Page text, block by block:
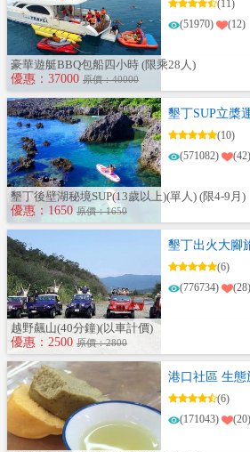
(11)
(51970)
(12)
豪華遊艇BBQ包船四小時 (限乘28人)
優惠：37000 原價：40000
墾丁SUP立槳
(10)
(571082)
(42)
墾丁後壁湖秘境SUP(13歲以上)(單人) (限4-9月)
優惠：1650 原價：1650
墾丁出火大腳
(6)
(776734)
(28)
越野飆山(40分鐘)(以車計價)
優惠：2500 原價：2800
港口社區 生態
(6)
(171043)
(20)